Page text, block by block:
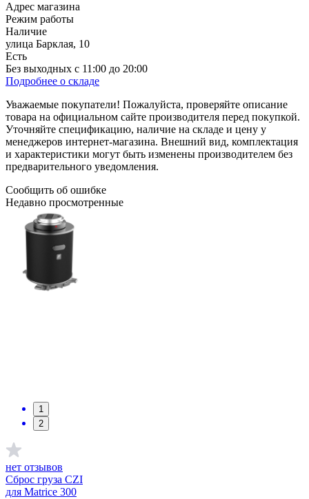
Адрес магазина
Режим работы
Наличие
улица Барклая, 10
Есть
Без выходных с 11:00 до 20:00
Подробнее о складе
Уважаемые покупатели! Пожалуйста, проверяйте описание
товара на официальном сайте производителя перед покупкой.
Уточняйте спецификацию, наличие на складе и цену у
менеджеров интернет-магазина. Внешний вид, комплектация
и характеристики могут быть изменены производителем без
предварительного уведомления.
Сообщить об ошибке
Недавно просмотренные
1
2
нет отзывов
Сброс груза CZI
для Matrice 300